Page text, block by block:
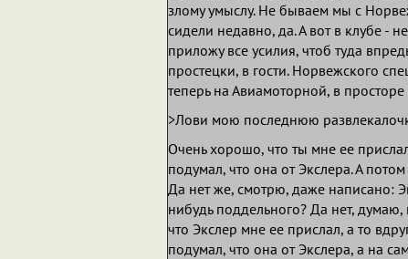
злому умыслу. Не бываем мы с
сидели недавно, да. А вот в клубе -
приложу все усилия, чтоб туда
простецки, в гости. Норвежского
теперь на Авиамоторной, в просторе
>Лови мою последнюю
Очень хорошо, что ты мне ее
подумал, что она от Экслера. А
Да нет же, смотрю, даже написано:
нибудь поддельного? Да нет,
что Экслер мне ее прислал, а то
подумал, что она от Экслера, а на